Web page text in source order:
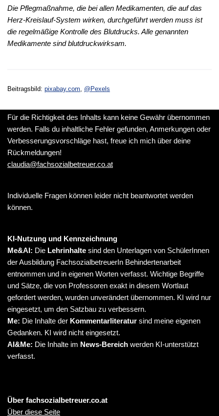
Die Pflegmaßnahme, die bei allen Medikamenten, die auf das
Herz-Kreislauf-System wirken, durchgeführt werden muss ist
die regelmäßige Kontrolle des Blutdrucks. Alle genannten
Medikamente sind blutdruckwirksam.
Beitragsbild: pixabay.com, @Pexels
Für die Richtigkeit des Inhalts kann keine Gewähr übernommen
werden. Falls du inhaltliche Fehler gefunden, Anmerkungen oder
Verbesserungsvorschläge hast, freue ich mich über deine
Rückmeldungen!
claudia@fachsozialbetreuer.co.at
Individuelle Fragen können leider nicht beantwortet werden
können.
KI-Nutzung und Kennzeichnung
Me&AI: Die Lehrinhalte sind den Unterlagen von SchülerInnen
der Ausbildung FachsozialbetreuerIn Behindertenarbeit
entnommen und in eigenen Worten verfasst. Wichtige Begriffe
und Sätze, die von Professoren exakt in diesem Wortlaut
gefordert werden, wurden unverändert übernommen. KI wird nur
eingesetzt, um den Satzbau zu verbessern.
Me: Die Inhalte der Kommentarliteratur sind meine eigenen
Gedanken. KI wird nicht eingesetzt.
AI&Me: Die Inhalte im News-Bereich werden KI-unterstützt
verfasst.
Über fachsozialbetreuer.co.at
Über diese Seite